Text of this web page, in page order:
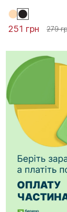
251 грн 279